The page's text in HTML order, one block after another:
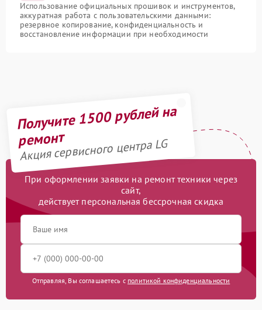
Использование официальных прошивок и инструментов,
аккуратная работа с пользовательскими данными:
резервное копирование, конфиденциальность и
восстановление информации при необходимости
Получите 1500 рублей на
ремонт
Акция сервисного центра LG
При оформлении заявки на ремонт техники через
сайт,
действует персональная бессрочная скидка
Отправляя, Вы соглашаетесь с политикой конфиденциальности